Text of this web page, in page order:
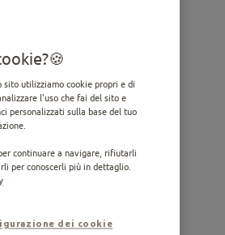
sito utilizziamo cookie propri e di
l'uso che fai del sito e
personalizzati sulla base del tuo
continuare a navigare, rifiutarli
per conoscerli più in dettaglio.
dei cookie